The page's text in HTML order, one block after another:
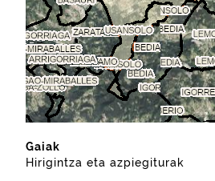
Gaiak
Hirigintza eta azpiegiturak